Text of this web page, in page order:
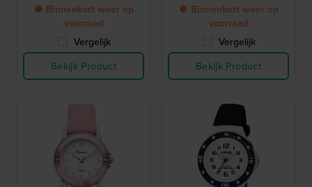
● Binnenkort weer op
voorraad
Vergelijk
Bekijk Product
● Binnenkort weer op
voorraad
Vergelijk
Bekijk Product